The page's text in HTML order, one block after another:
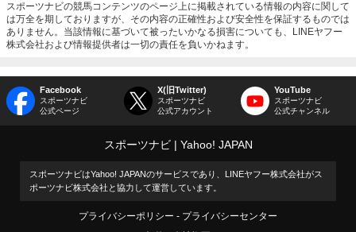
スポーツナビの競馬コンテンツのページ上に掲載されている情報の内容に関して
は万全を期しておりますが、その内容の正確性および安全性を保証するものでは
ありません。当該情報に基づいて被ったいかなる損害についても、LINEヤフー
株式会社および情報提供者は一切の責任を負いかねます。
Facebook
スポーツナビ
公式ページ
X(旧Twitter)
スポーツナビ
公式アカウント
YouTube
スポーツナビ
公式チャンネル
スポーツナビ Yahoo! JAPAN
スポーツナビはYahoo! JAPANのサービスであり、LINEヤフー株式会社がス
ポーツナビ株式会社と協力して運営しています。
プライバシーポリシー
プライバシーセンター